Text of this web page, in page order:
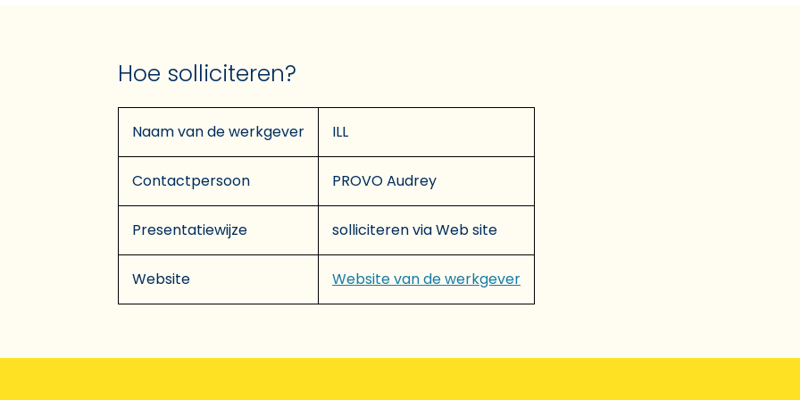
Hoe solliciteren?
Naam van de werkgever ILL
Contactpersoon PROVO Audrey
Presentatiewijze solliciteren via Web site
Website Website van de werkgever